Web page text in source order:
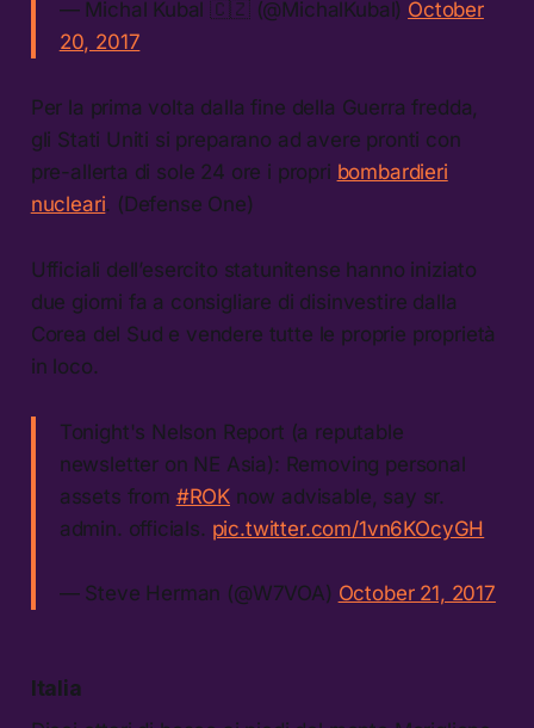
— Michal Kubal 🇨🇿 (@MichalKubal) October
20, 2017
Per la prima volta dalla fine della Guerra fredda,
gli Stati Uniti si preparano ad avere pronti con
pre-allerta di sole 24 ore i propri bombardieri
nucleari. (Defense One)
Ufficiali dell’esercito statunitense hanno iniziato
due giorni fa a consigliare di disinvestire dalla
Corea del Sud e vendere tutte le proprie proprietà
in loco.
Tonight's Nelson Report (a reputable
newsletter on NE Asia): Removing personal
assets from #ROK now advisable, say sr.
admin. officials. pic.twitter.com/1vn6KOcyGH
— Steve Herman (@W7VOA) October 21, 2017
Italia